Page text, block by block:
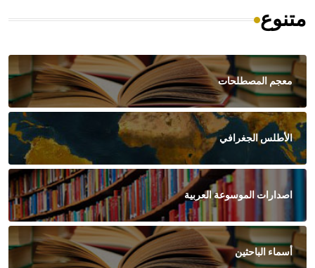
متنوع
معجم المصطلحات
الأطلس الجغرافي
اصدارات الموسوعة العربية
أسماء الباحثين